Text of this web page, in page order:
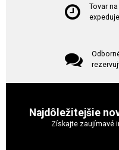
Tovar
Najdôležitejšie
Získajte zaujímavé